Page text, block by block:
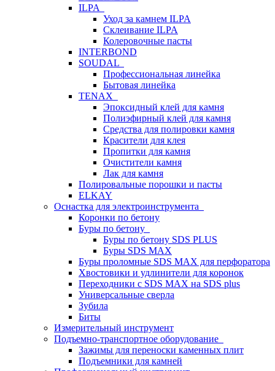
ILPA
Уход за камнем ILPA
Склеивание ILPA
Колеровочные пасты
INTERBOND
SOUDAL
Профессиональная линейка
Бытовая линейка
TENAX
Эпоксидный клей для камня
Полиэфирный клей для камня
Средства для полировки камня
Красители для клея
Пропитки для камня
Очистители камня
Лак для камня
Полировальные порошки и пасты
ELKAY
Оснастка для электроинструмента
Коронки по бетону
Буры по бетону
Буры по бетону SDS PLUS
Буры SDS MAX
Буры проломные SDS MAX для перфоратора
Хвостовики и удлинители для коронок
Переходники с SDS MAX на SDS plus
Универсальные сверла
Зубила
Биты
Измерительный инструмент
Подъемно-транспортное оборудование
Зажимы для переноски каменных плит
Подъемники для камней